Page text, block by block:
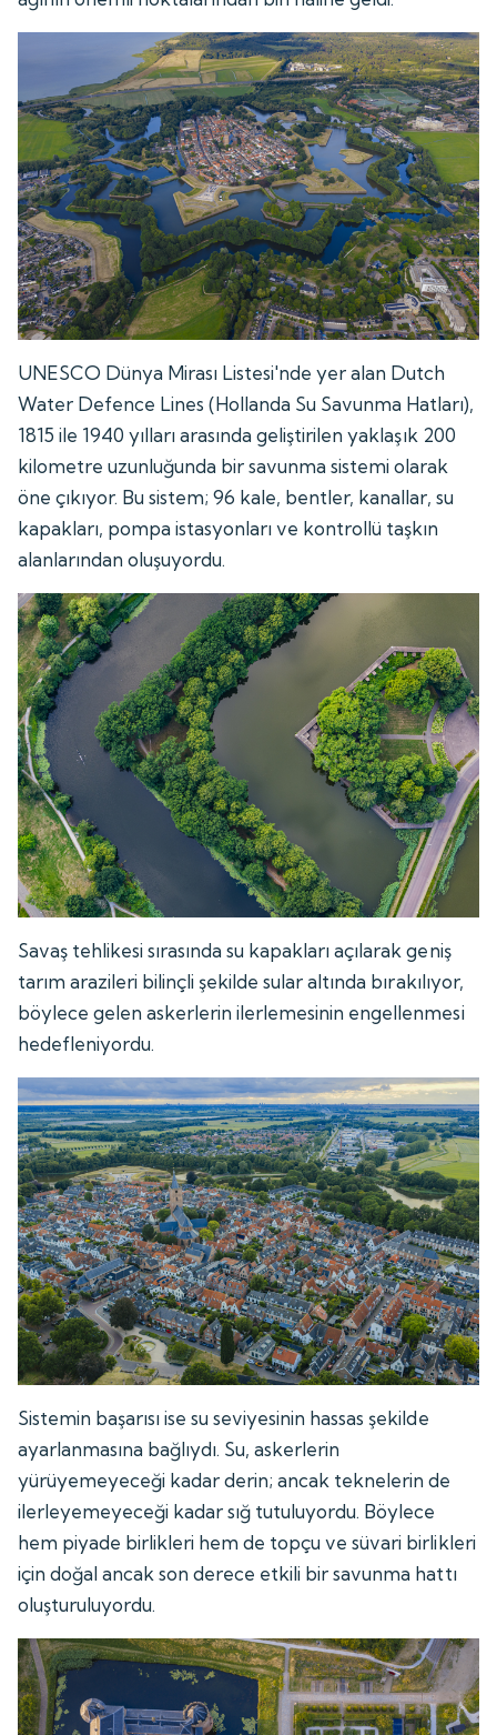
UNESCO Dünya Mirası Listesi'nde yer alan Dutch
Water Defence Lines (Hollanda Su Savunma Hatları),
1815 ile 1940 yılları arasında geliştirilen yaklaşık 200
kilometre uzunluğunda bir savunma sistemi olarak
öne çıkıyor. Bu sistem; 96 kale, bentler, kanallar, su
kapakları, pompa istasyonları ve kontrollü taşkın
alanlarından oluşuyordu.
Savaş tehlikesi sırasında su kapakları açılarak geniş
tarım arazileri bilinçli şekilde sular altında bırakılıyor,
böylece gelen askerlerin ilerlemesinin engellenmesi
hedefleniyordu.
Sistemin başarısı ise su seviyesinin hassas şekilde
ayarlanmasına bağlıydı. Su, askerlerin
yürüyemeyeceği kadar derin; ancak teknelerin de
ilerleyemeyeceği kadar sığ tutuluyordu. Böylece
hem piyade birlikleri hem de topçu ve süvari birlikleri
için doğal ancak son derece etkili bir savunma hattı
oluşturuluyordu.